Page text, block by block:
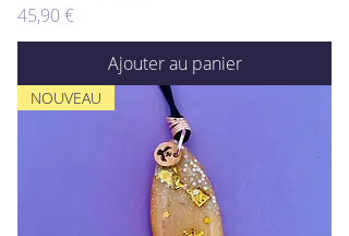
Prix
45,90 €
Ajouter au panier
NOUVEAU